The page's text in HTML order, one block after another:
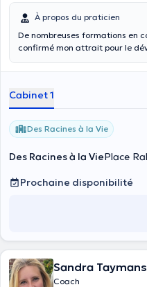
À propos du praticien
De nombreuses formations en
confirmé mon attrait pour le
coaching de vie et continue à
réorientation, confiance en soi:
lesquelles j'ai la conviction de
l'accent sur vos ressources, vos
nouvelles formations au niveau
mon accompagnement afin de
au mieux...
Cabinet 1
Des Racines à la Vie
Des Racines à la ViePlace
Prochaine disponibilité
Sandra Taymans
Coach